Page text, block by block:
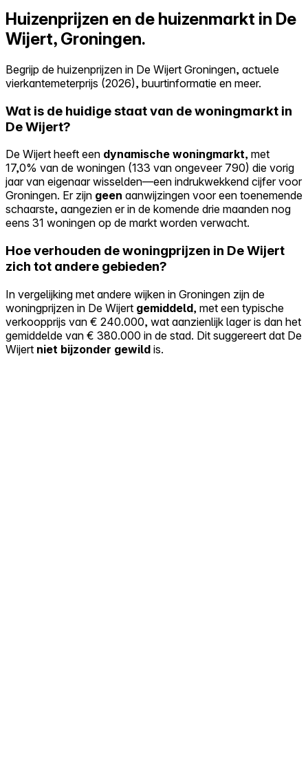
Huizenprijzen en de huizenmarkt in De
Wijert, Groningen.
Begrijp de huizenprijzen in De Wijert Groningen, actuele
vierkantemeterprijs (2026), buurtinformatie en meer.
Wat is de huidige staat van de woningmarkt in
De Wijert?
De Wijert heeft een dynamische woningmarkt, met
17,0% van de woningen (133 van ongeveer 790) die vorig
jaar van eigenaar wisselden—een indrukwekkend cijfer voor
Groningen. Er zijn geen aanwijzingen voor een toenemende
schaarste, aangezien er in de komende drie maanden nog
eens 31 woningen op de markt worden verwacht.
Hoe verhouden de woningprijzen in De Wijert
zich tot andere gebieden?
In vergelijking met andere wijken in Groningen zijn de
woningprijzen in De Wijert gemiddeld, met een typische
verkoopprijs van € 240.000, wat aanzienlijk lager is dan het
gemiddelde van € 380.000 in de stad. Dit suggereert dat De
Wijert niet bijzonder gewild is.